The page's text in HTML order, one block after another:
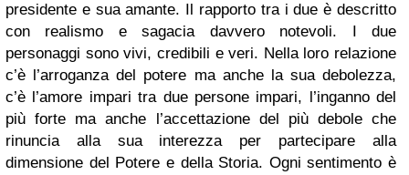
presidente e sua amante. Il rapporto tra i due è descritto
con realismo e sagacia davvero notevoli. I due
personaggi sono vivi, credibili e veri. Nella loro relazione
c’è l’arroganza del potere ma anche la sua debolezza,
c’è l’amore impari tra due persone impari, l’inganno del
più forte ma anche l’accettazione del più debole che
rinuncia alla sua interezza per partecipare alla
dimensione del Potere e della Storia. Ogni sentimento è